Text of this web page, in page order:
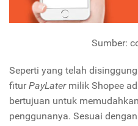
Sumber:
Seperti yang telah
fiturPayLater milik Shopee
bertujuan untuk
penggunanya. Sesuai